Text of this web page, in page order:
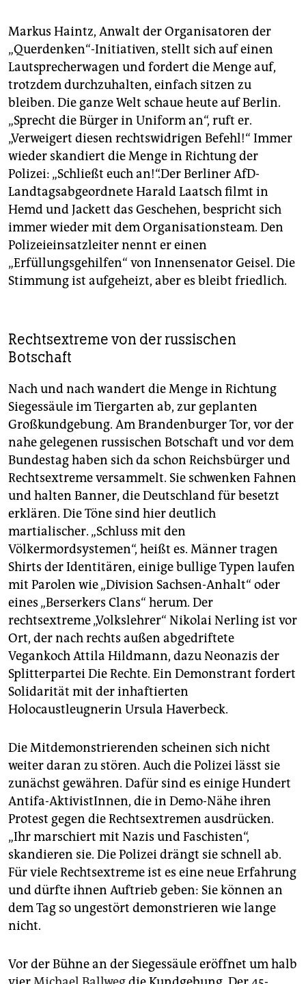
Markus Haintz, Anwalt der Organisatoren der
„Querdenken“-Initiativen, stellt sich auf einen
Lautsprecherwagen und fordert die Menge auf,
trotzdem durchzuhalten, einfach sitzen zu
bleiben. Die ganze Welt schaue heute auf Berlin.
„Sprecht die Bürger in Uniform an“, ruft er.
„Verweigert diesen rechtswidrigen Befehl!“ Immer
wieder skandiert die Menge in Richtung der
Polizei: „Schließt euch an!“.Der Berliner AfD-
Landtagsabgeordnete Harald Laatsch filmt in
Hemd und Jackett das Geschehen, bespricht sich
immer wieder mit dem Organisationsteam. Den
Polizeieinsatzleiter nennt er einen
„Erfüllungsgehilfen“ von Innensenator Geisel. Die
Stimmung ist aufgeheizt, aber es bleibt friedlich.
Rechtsextreme von der russischen
Botschaft
Nach und nach wandert die Menge in Richtung
Siegessäule im Tiergarten ab, zur geplanten
Großkundgebung. Am Brandenburger Tor, vor der
nahe gelegenen russischen Botschaft und vor dem
Bundestag haben sich da schon Reichsbürger und
Rechtsextreme versammelt. Sie schwenken Fahnen
und halten Banner, die Deutschland für besetzt
erklären. Die Töne sind hier deutlich
martialischer. „Schluss mit den
Völkermordsystemen“, heißt es. Männer tragen
Shirts der Identitären, einige bullige Typen laufen
mit Parolen wie „Division Sachsen-Anhalt“ oder
eines „Berserkers Clans“ herum. Der
rechtsextreme „Volkslehrer“ Nikolai Nerling ist vor
Ort, der nach rechts außen abgedriftete
Vegankoch Attila Hildmann, dazu Neonazis der
Splitterpartei Die Rechte. Ein Demonstrant fordert
Solidarität mit der inhaftierten
Holocaustleugnerin Ursula Haverbeck.
Die Mitdemonstrierenden scheinen sich nicht
weiter daran zu stören. Auch die Polizei lässt sie
zunächst gewähren. Dafür sind es einige Hundert
Antifa-AktivistInnen, die in Demo-Nähe ihren
Protest gegen die Rechtsextremen ausdrücken.
„Ihr marschiert mit Nazis und Faschisten“,
skandieren sie. Die Polizei drängt sie schnell ab.
Für viele Rechtsextreme ist es eine neue Erfahrung
und dürfte ihnen Auftrieb geben: Sie können an
dem Tag so ungestört demonstrieren wie lange
nicht.
Vor der Bühne an der Siegessäule eröffnet um halb